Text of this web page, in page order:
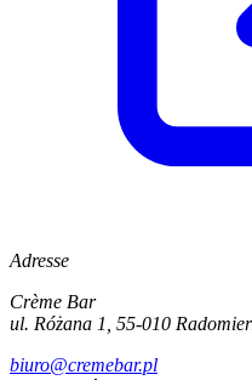
Adresse
Crème Bar
ul. Różana 1, 55-010
biuro@cremebar.pl